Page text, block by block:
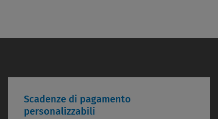
Scadenze di pagamento
personalizzabili